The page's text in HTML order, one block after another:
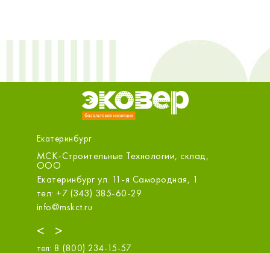
Екатеринбург
<
склад,
я Самородная, 1
ООО «Строительный двор»,
тел: +7 (343) 344-11-11
ekt@sdvor.com
>
тел: 8 (800) 234-15-57